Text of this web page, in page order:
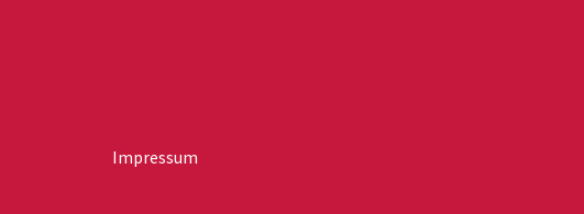
Impressum